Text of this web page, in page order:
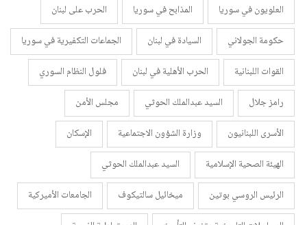
العلويون في سوريا
المذابح في سوريا
الحرب على لبنان
حكومة الجولاني
السيادة في لبنان
الجماعات التكفيرية في سوريا
القوات اللبنانية
الحرب الأهلية في لبنان
فلول النظام السوري
رامز جلال
السيد عبدالملك الحوثي
مجلس الأمن
الأسرى اللبنانيون
وزارة الشؤون الاجتماعية
الإسكان
الهيئة الصحية الإسلامية
السيد عبدالملك الحوثي
الرئيس الروسي بوتين
ميخائيل سالتيكوف
الجامعات الأميركية